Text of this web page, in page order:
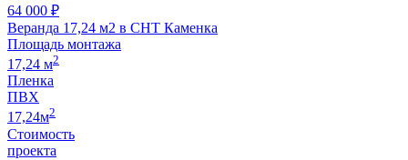
64 000 ₽
Веранда 17,24 м2 в СНТ Каменка
Площадь монтажа
17,24 м2
Пленка
ПВХ
17,24м2
Стоимость
проекта